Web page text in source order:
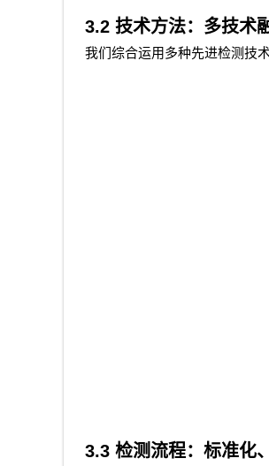
3.2 技术方法：多技术
我们综合运用多种先进检测技
3.3 检测流程：标准化